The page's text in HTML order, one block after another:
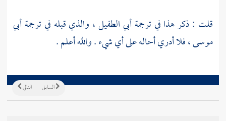
قلت : ذكر هذا في ترجمةأبي الطفيل، والذي قبله في ترجمةأبي
موسى، فلا أدري أحاله على أي شيء . والله أعلم .
التالي السابق